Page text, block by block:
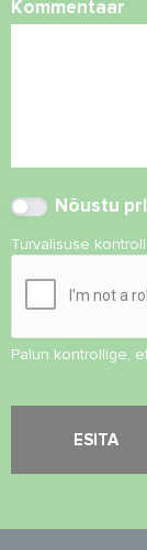
Kommentaar
Nõustu
Turvalisuse kontroll
Palun kontrollige,